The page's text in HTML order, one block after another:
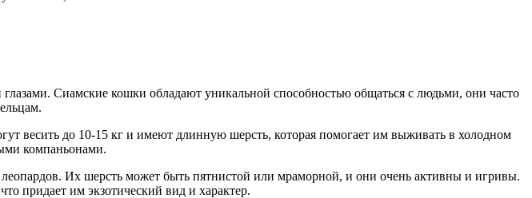
Сиамские кошки обладают уникальной способностью общаться с людьми, они часто
весить до 10-15 кг и имеют длинную шерсть, которая помогает им выживать в холодном
компаньонами.
Их шерсть может быть пятнистой или мраморной, и они очень активны и игривы.
придает им экзотический вид и характер.